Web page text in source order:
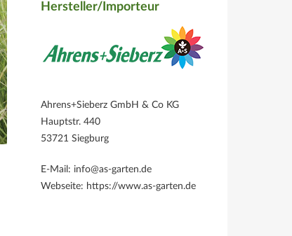
Hersteller/Importeur
Ahrens+Sieberz GmbH & Co KG
Hauptstr. 440
53721 Siegburg
E-Mail: info@as-garten.de
Webseite: https://www.as-garten.de